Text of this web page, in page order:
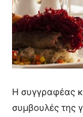
Η συγγραφέας
συμβουλές της